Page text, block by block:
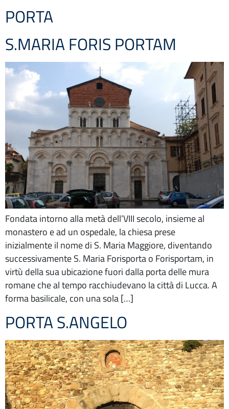
PORTA
S.MARIA FORIS PORTAM
Fondata intorno alla metà dell’VIII secolo, insieme al
monastero e ad un ospedale, la chiesa prese
inizialmente il nome di S. Maria Maggiore, diventando
successivamente S. Maria Forisporta o Forisportam, in
virtù della sua ubicazione fuori dalla porta delle mura
romane che al tempo racchiudevano la città di Lucca. A
forma basilicale, con una sola […]
PORTA S.ANGELO